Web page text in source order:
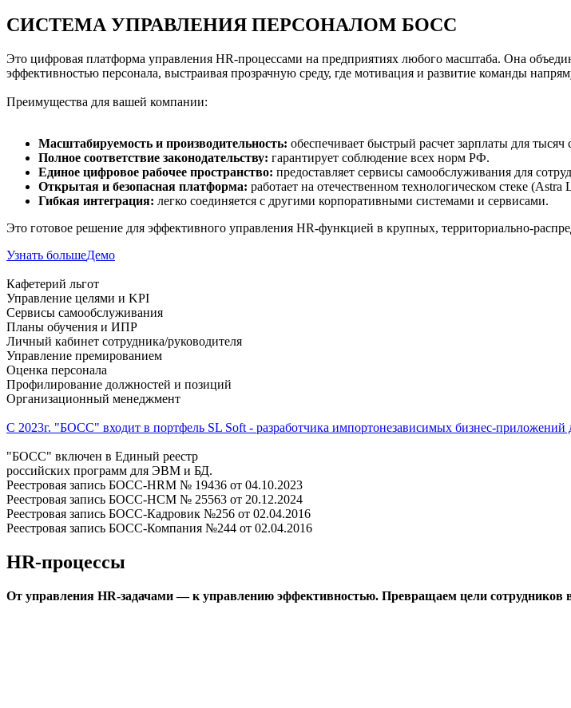
СИСТЕМА УПРАВЛЕНИЯ ПЕРСОНАЛОМ БОСС
Это цифровая платформа управления HR-процессами на предприятиях любого масштаба. Она
эффективностью персонала, выстраивая прозрачную среду, где мотивация и развитие команды
Преимущества для вашей компании:
Масштабируемость и производительность: обеспечивает быстрый расчет зарплаты для тысяч
Полное соответствие законодательству: гарантирует соблюдение всех норм РФ.
Единое цифровое рабочее пространство: предоставляет сервисы самообслуживания для
Открытая и безопасная платформа: работает на отечественном технологическом стеке (Astra
Гибкая интеграция: легко соединяется с другими корпоративными системами и сервисами.
Это готовое решение для эффективного управления HR-функцией в крупных, территориально-
Узнать большеДемо
Кафетерий льгот
Управление целями и KPI
Сервисы самообслуживания
Планы обучения и ИПР
Личный кабинет сотрудника/руководителя
Управление премированием
Оценка персонала
Профилирование должностей и позиций
Организационный менеджмент
C 2023г. "БОСС" входит в портфель SL Soft - разработчика импортонезависимых бизнес-приложений
"БОСС" включен в Единый реестр
российских программ для ЭВМ и БД.
Реестровая запись БОСС-HRM № 19436 от 04.10.2023
Реестровая запись БОСС-HCM № 25563 от 20.12.2024
Реестровая запись БОСС-Кадровик №256 от 02.04.2016
Реестровая запись БОСС-Компания №244 от 02.04.2016
HR-процессы
От управления HR-задачами — к управлению эффективностью. Превращаем цели сотрудников